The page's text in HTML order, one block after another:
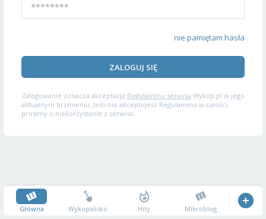
nie pamiętam hasła
ZALOGUJ SIĘ
Zalogowanie oznacza akceptację Regulaminu serwisu Wykop.pl w jego
aktualnym brzmieniu. Jeśli nie akceptujesz Regulaminu w całości,
prosimy o niekorzystanie z serwisu.
Główna Wykopalisko Hity Mikroblog